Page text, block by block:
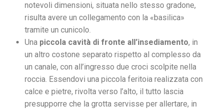
notevoli dimensioni, situata nello stesso gradone,
risulta avere un collegamento con la «basilica»
tramite un cunicolo.
Una piccola cavità di fronte all’insediamento, in
un altro costone separato rispetto al complesso da
un canale, con all’ingresso due croci scolpite nella
roccia. Essendovi una piccola feritoia realizzata con
calce e pietre, rivolta verso l’alto, il tutto lascia
presupporre che la grotta servisse per allertare, in